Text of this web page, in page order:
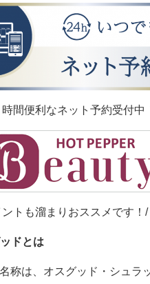
時間便利なネット予約受付中
ントも溜まりおススメです！/
ドとは
称は、オスグッド・シュラ